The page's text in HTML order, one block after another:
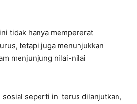
tidak hanya mempererat
tetapi juga menunjukkan
menjunjung nilai-nilai
sosial seperti ini terus dilanjutkan,